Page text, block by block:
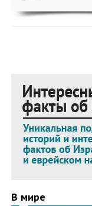
В мире